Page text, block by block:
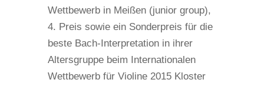
Wettbewerb in Meißen (junior group),
4. Preis sowie ein Sonderpreis für die
beste Bach-Interpretation in ihrer
Altersgruppe beim Internationalen
Wettbewerb für Violine 2015 Kloster